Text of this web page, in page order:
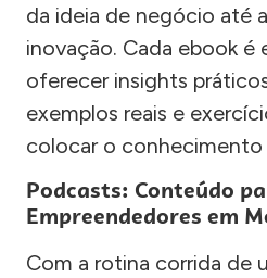
da ideia de negócio até
inovação. Cada ebook é
oferecer insights
exemplos reais e
colocar o conhecimento
Podcasts: Conteúdo
Empreendedores em
Com a rotina corrida de